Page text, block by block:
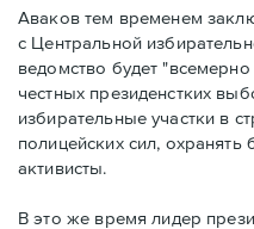
Аваков тем временем
с Центральной
ведомство будет
честных президенстких
избирательные участки в
полицейских сил, охранять
активисты.
В это же время лидер